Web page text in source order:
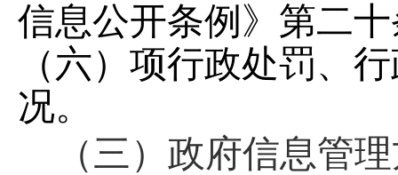
信息公开条例》第二
（六）项行政处罚、
况。
（三）政府信息管